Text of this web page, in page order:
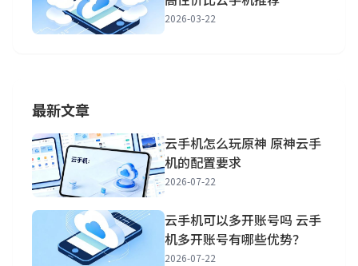
2026-03-22
最新文章
云手机怎么玩原神 原神云手
机的配置要求
2026-07-22
云手机可以多开账号吗 云手
机多开账号有哪些优势？
2026-07-22